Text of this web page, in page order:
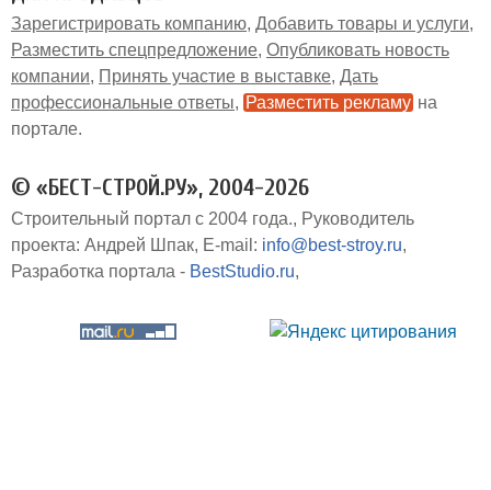
Зарегистрировать компанию Добавить товары и услуги
Разместить спецпредложение Опубликовать новость
компании
Принять участие в выставке Дать
профессиональные ответы
Разместить рекламу на
портале
© «БЕСТ-СТРОЙ.РУ», 2004-2026
Строительный портал с 2004 года.
Руководитель
проекта: Андрей Шпак E-mail: info@best-stroy.ru
Разработка портала - BestStudio.ru